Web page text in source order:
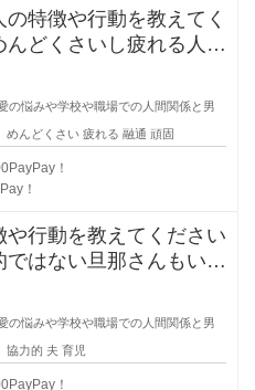
特徴や行動を教えてく
どくさいし疲れる人っ
にもいる
の悩みや学校や職場での人間関係と男
めんどくさい 疲れる 融通 頑固
！
！
行動を教えてください
ではない旦那さんもいま
れる夫の
の悩みや学校や職場での人間関係と男
協力的 夫 育児
！